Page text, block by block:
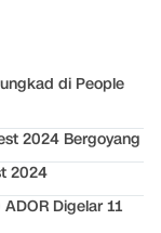
di People
2024 Bergoyang
2024
Digelar 11